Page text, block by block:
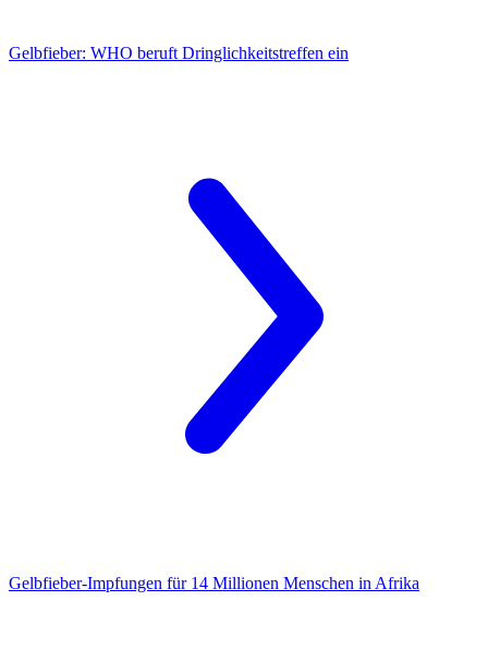
Gelbfieber: WHO beruft Dringlichkeitstreffen ein
Gelbfieber-Impfungen für 14 Millionen Menschen in Afrika